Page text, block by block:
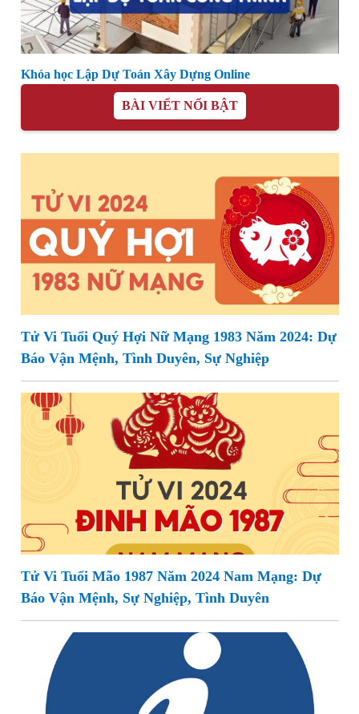
Khóa học Lập Dự Toán Xây Dựng Online
BÀI VIẾT NỔI BẬT
Tử Vi Tuổi Quý Hợi Nữ Mạng 1983 Năm 2024: Dự
Báo Vận Mệnh, Tình Duyên, Sự Nghiệp
Tử Vi Tuổi Mão 1987 Năm 2024 Nam Mạng: Dự
Báo Vận Mệnh, Sự Nghiệp, Tình Duyên